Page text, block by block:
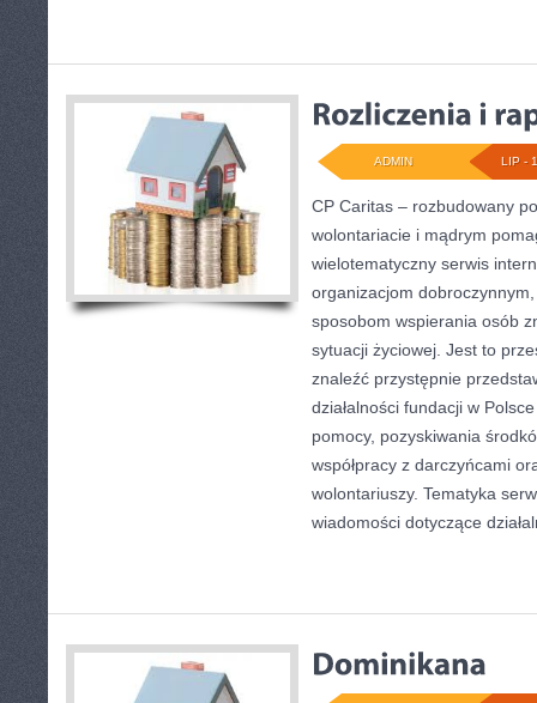
LIP -
ADMIN
CP Caritas – rozbudowany
wolontariacie i mądrym
wielotematyczny serwis
organizacjom
sposobom wspierania osób
sytuacji życiowej. Jest to
znaleźć przystępnie
działalności fundacji w
pomocy, pozyskiwania
współpracy z darczyńcami
wolontariuszy. Tematyka
wiadomości dotyczące